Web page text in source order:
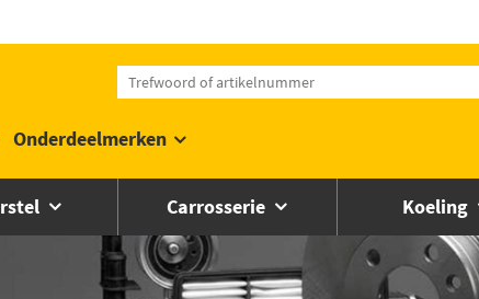
Onderdeelmerken
Carrosserie Koeling